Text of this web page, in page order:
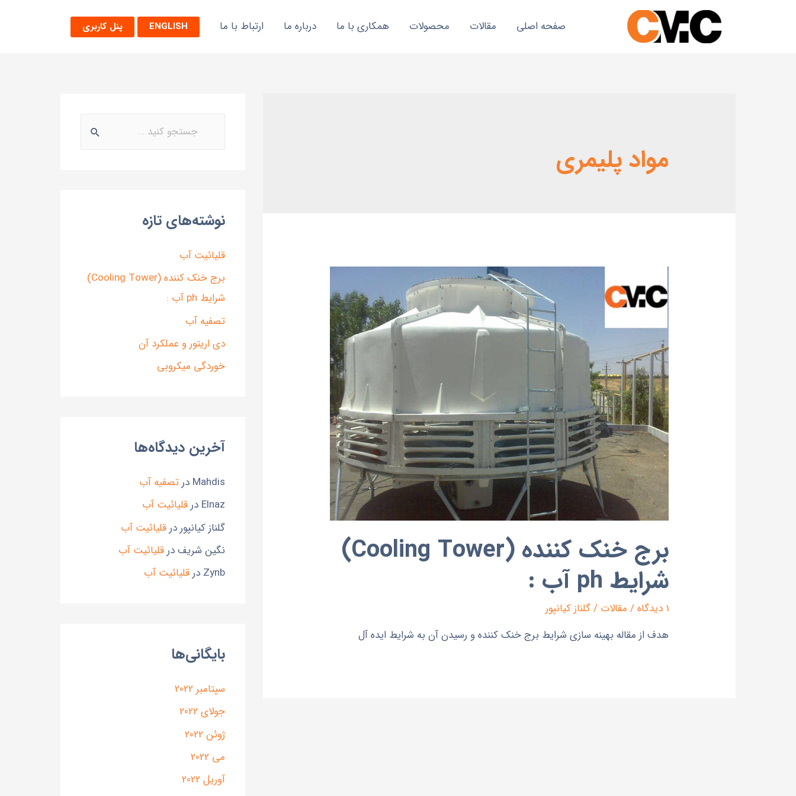
صفحه اصلی مقالات محصولات همکاری با ما درباره ما ارتباط با ما ENGLISH پنل کاربری
مواد پلیمری
برج خنک کننده (Cooling Tower)
شرایط ph آب :
1 دیدگاه / مقالات /گلناز کیانپور
هدف از مقاله بهینه سازی شرایط برج خنک کننده و رسیدن آن به شرایط ایده آل
نوشته‌های تازه
قلیائیت آب
برج خنک کننده (Cooling Tower)
شرایط ph آب :
تصفیه آب
دی اریتور و عملکرد آن
خوردگی میکروبی
آخرین دیدگاه‌ها
Mahdis درتصفیه آب
Elnaz درقلیائیت آب
گلناز کیانپوردرقلیائیت آب
نگین شریفدرقلیائیت آب
Zynb درقلیائیت آب
بایگانی‌ها
سپتامبر 2022
جولای 2022
ژوئن 2022
می 2022
آوریل 2022